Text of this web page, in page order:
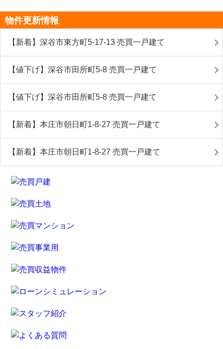
物件更新情報
【新着】深谷市東方町5-17-13 売買一戸建て
【値下げ】深谷市田所町5-8 売買一戸建て
【値下げ】深谷市田所町5-8 売買一戸建て
【新着】本庄市朝日町1-8-27 売買一戸建て
【新着】本庄市朝日町1-8-27 売買一戸建て